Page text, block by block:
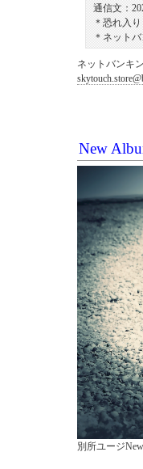
通信文：
＊恐れ入
＊ネット
ネットバンキ
New
別所ユージ